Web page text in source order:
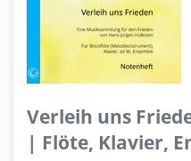
Verleih uns
| Flöte, Klavier,